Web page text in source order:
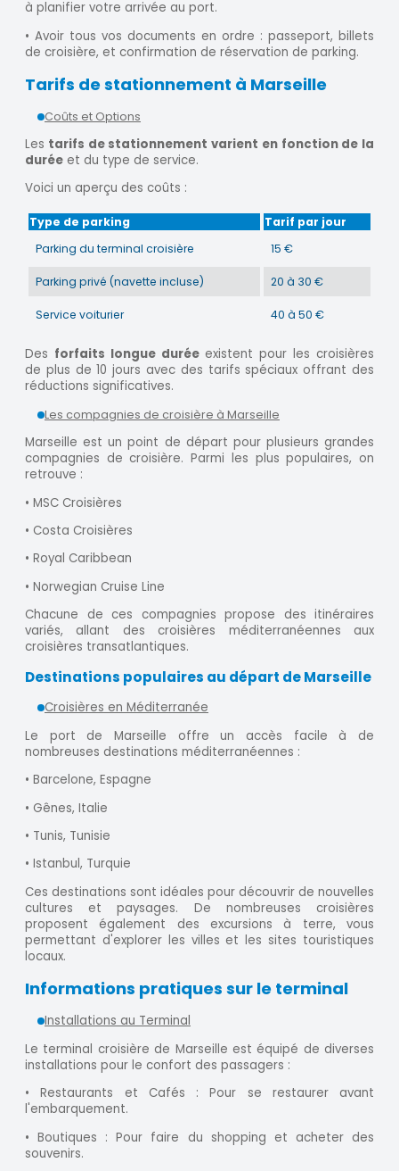
à planifier votre arrivée au port.
• Avoir tous vos documents en ordre : passeport, billets
de croisière, et confirmation de réservation de parking.
Tarifs de stationnement à Marseille
Coûts et Options
Les tarifs de stationnement varient en fonction de la
durée et du type de service.
Voici un aperçu des coûts :
Type de parking
Tarif par jour
Parking du terminal croisière
15 €
Parking privé (navette incluse) 20 à 30 €
Service voiturier 40 à 50 €
Des forfaits longue duréeexistent pour les croisières
de plus de 10 jours avec des tarifs spéciaux offrant des
réductions significatives.
Les compagnies de croisière à Marseille
Marseille est un point de départ pour plusieurs grandes
compagnies de croisière. Parmi les plus populaires, on
retrouve :
• MSC Croisières
• Costa Croisières
• Royal Caribbean
• Norwegian Cruise Line
Chacune de ces compagnies propose des itinéraires
variés, allant des croisières méditerranéennes aux
croisières transatlantiques.
Destinations populaires au départ de Marseille
Croisières en Méditerranée
Le port de Marseille offre un accès facile à de
nombreuses destinations méditerranéennes :
• Barcelone, Espagne
• Gênes, Italie
• Tunis, Tunisie
• Istanbul, Turquie
Ces destinations sont idéales pour découvrir de nouvelles
cultures et paysages. De nombreuses croisières
proposent également des excursions à terre, vous
permettant d'explorer les villes et les sites touristiques
locaux.
Informations pratiques sur le terminal
Installations au Terminal
Le terminal croisière de Marseille est équipé de diverses
installations pour le confort des passagers :
• Restaurants et Cafés : Pour se restaurer avant
l'embarquement.
• Boutiques : Pour faire du shopping et acheter des
souvenirs.